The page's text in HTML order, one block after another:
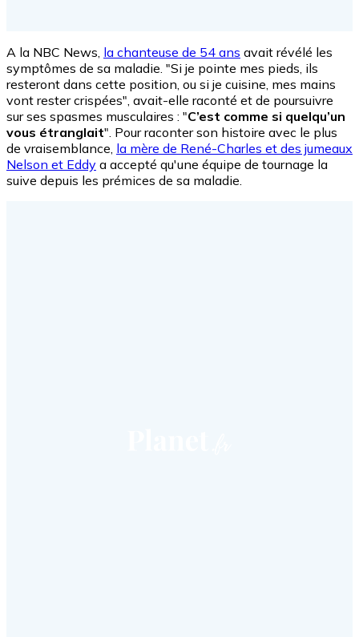
A la NBC News, la chanteuse de 54 ans avait révélé les
symptômes de sa maladie. "Si je pointe mes pieds, ils
resteront dans cette position, ou si je cuisine, mes mains
vont rester crispées", avait-elle raconté et de poursuivre
sur ses spasmes musculaires : "C’est comme si quelqu’un
vous étranglait". Pour raconter son histoire avec le plus
de vraisemblance, la mère de René-Charles et des jumeaux
Nelson et Eddy a accepté qu'une équipe de tournage la
suive depuis les prémices de sa maladie.